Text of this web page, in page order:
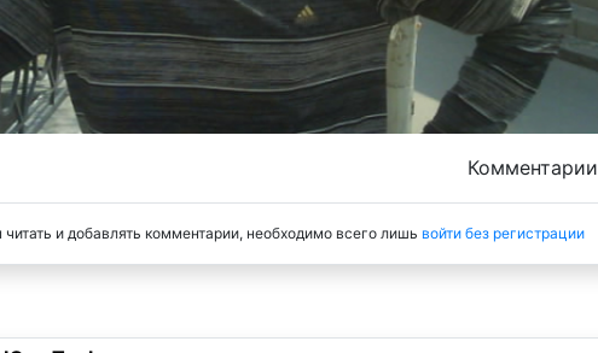
Комментарии
и добавлять комментарии, необходимо всего лишь войти без регистрации